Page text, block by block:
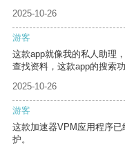
2025-10-26
游客
这款app就像我的私人助理
查找资料，这款app的搜索
2025-10-26
游客
这款加速器VPM应用程序
护。